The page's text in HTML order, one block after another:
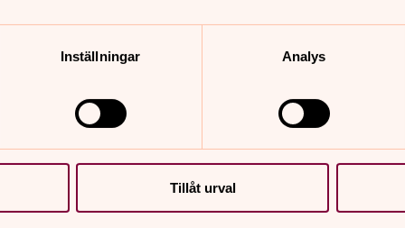
Inställningar Analys
Tillåt urval